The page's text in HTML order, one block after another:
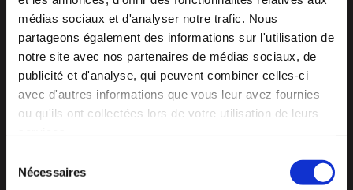
médias sociaux et d'analyser notre trafic. Nous
partageons également des informations sur l'utilisation de
notre site avec nos partenaires de médias sociaux, de
publicité et d'analyse, qui peuvent combiner celles-ci
avec d'autres informations que vous leur avez fournies
ou qu'ils ont collectées lors de votre utilisation de leurs
Nécessaires
Athlètes
Une préparation physique sur mesure pour optimiser la
performance et la réhabilitation des athlètes de tous